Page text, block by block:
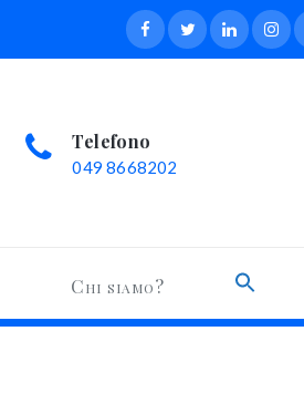
Telefono
049 8668202
Chi siamo?